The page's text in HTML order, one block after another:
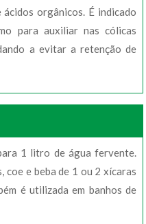
orgânicos. É indicado
para auxiliar nas cólicas
a evitar a retenção de
1 litro de água fervente.
coe e beba de 1 ou 2 xícaras
é utilizada em banhos de